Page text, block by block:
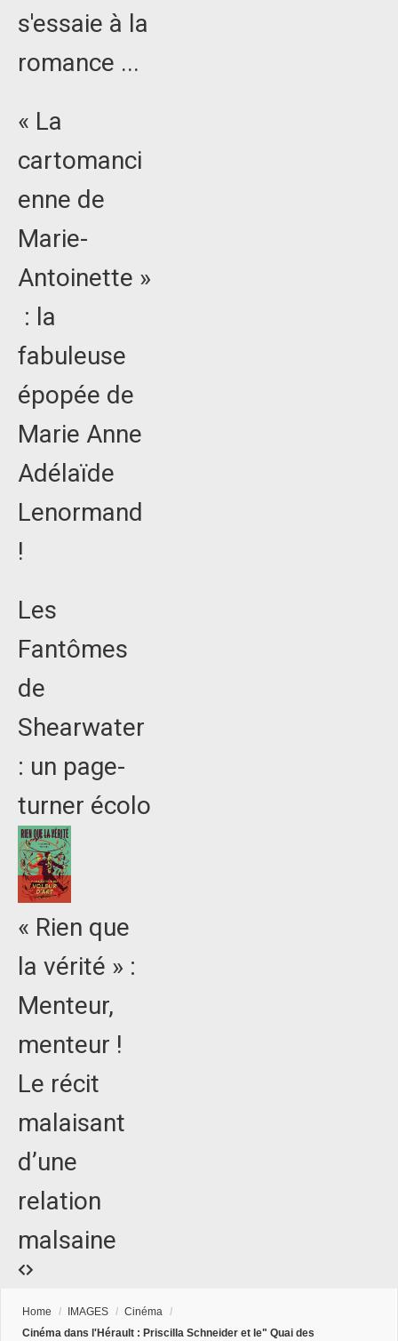
s'essaie à la
romance ...
« La
cartomanci
enne de
Marie-
Antoinette »
: la
fabuleuse
épopée de
Marie Anne
Adélaïde
Lenormand
!
Les
Fantômes
de
Shearwater
: un page-
turner écolo
« Rien que
la vérité » :
Menteur,
menteur !
Le récit
malaisant
d’une
relation
malsaine
Home / IMAGES / Cinéma /
Cinéma dans l'Hérault : Priscilla Schneider et le" Quai des